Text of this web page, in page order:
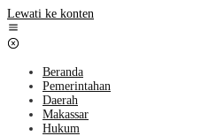
Lewati ke konten
Beranda
Pemerintahan
Daerah
Makassar
Hukum